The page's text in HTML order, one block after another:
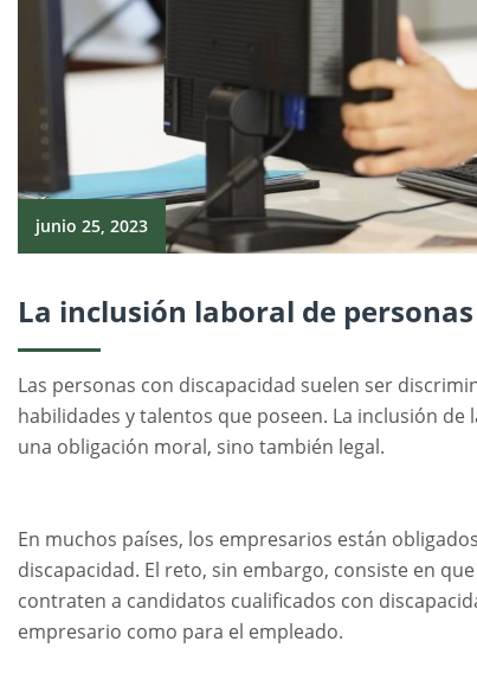
junio 25, 2023
La inclusión laboral de
Las personas con discapacidad suelen ser
habilidades y talentos que poseen. La inclusión
una obligación moral, sino también legal.
En muchos países, los empresarios están
discapacidad. El reto, sin embargo, consiste en
contraten a candidatos cualificados con
empresario como para el empleado.